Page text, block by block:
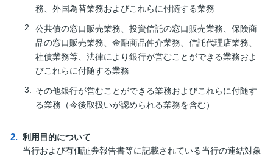
務、外国為替業務およびこれらに付随する業務
公共債の窓口販売業務、投資信託の窓口販売業務、保険商
品の窓口販売業務、金融商品仲介業務、信託代理店業務、
社債業務等、法律により銀行が営むことができる業務およ
びこれらに付随する業務
その他銀行が営むことができる業務およびこれらに付随す
る業務（今後取扱いが認められる業務を含む）
利用目的について
当行および有価証券報告書等に記載されている当行の連結対象